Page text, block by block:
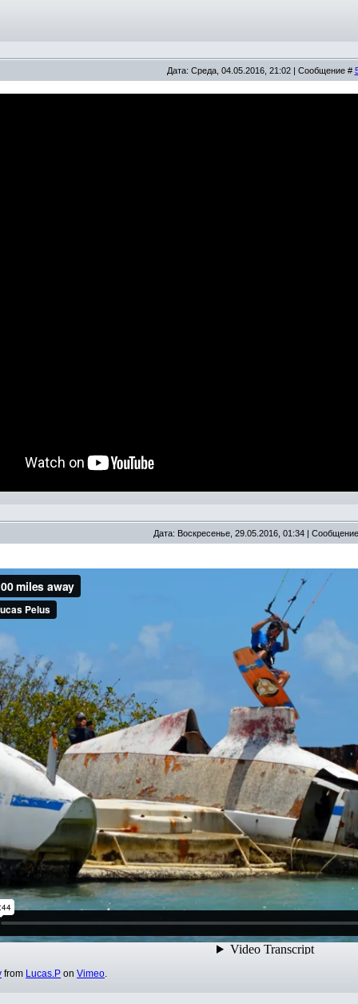
Дата: Среда, 04.05.2016, 21:02 | Сообщение #
Дата: Воскресенье, 29.05.2016, 01:34 |
from Lucas.P on Vimeo.